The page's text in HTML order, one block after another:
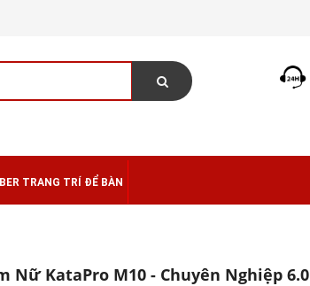
TRANG TRÍ ĐỂ BÀN
Nữ KataPro M10 - Chuyên Nghiệp 6.0